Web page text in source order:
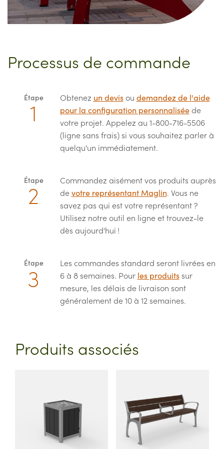
Processus de commande
Étape Obtenez un devisou demandez de l'aide
pour la configuration personnaliséede
votre projet. Appelez au 1-800-716-5506
(ligne sans frais) si vous souhaitez parler à
quelqu'un immédiatement.
Étape
Commandez aisément vos produits auprès
devotre représentant Maglin. Vous ne
savez pas qui est votre représentant ?
Utilisez notre outil en ligne et trouvez-le
dès aujourd'hui !
Étape
Les commandes standard seront livrées en
6 à 8 semaines. Pour les produitssur
mesure, les délais de livraison sont
généralement de 10 à 12 semaines.
Produits associés
has
multiple
variants.
The
has
multiple